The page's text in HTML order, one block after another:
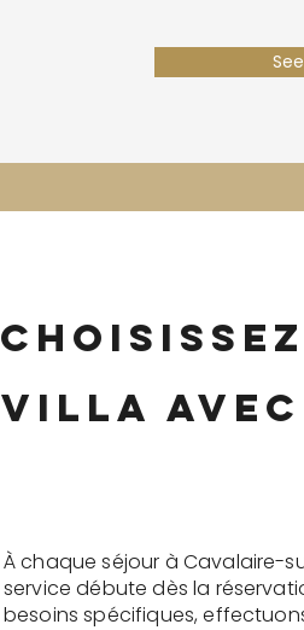
villa
À chaque séjour à Cavalaire-
service débute dès la
besoins spécifiques,